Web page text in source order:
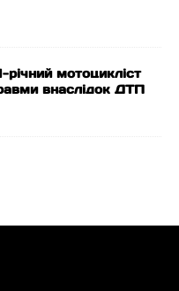
річний мотоцикліст
внаслідок ДТП